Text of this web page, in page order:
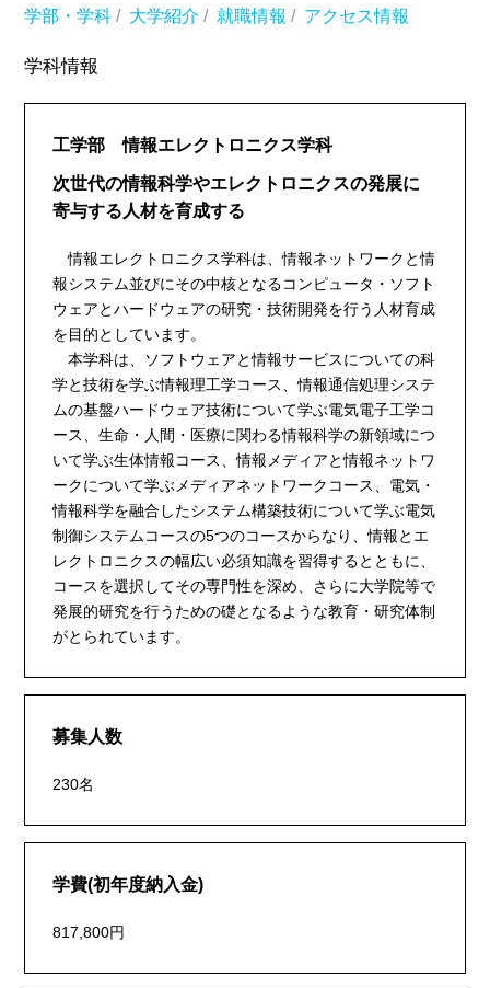
学部・学科 / 大学紹介 / 就職情報 / アクセス情報
学科情報
工学部 情報エレクトロニクス学科
次世代の情報科学やエレクトロニクスの発展に
寄与する人材を育成する
情報エレクトロニクス学科は、情報ネットワークと情
報システム並びにその中核となるコンピュータ・ソフト
ウェアとハードウェアの研究・技術開発を行う人材育成
を目的としています。
本学科は、ソフトウェアと情報サービスについての科
学と技術を学ぶ情報理工学コース、情報通信処理システ
ムの基盤ハードウェア技術について学ぶ電気電子工学コ
ース、生命・人間・医療に関わる情報科学の新領域につ
いて学ぶ生体情報コース、情報メディアと情報ネットワ
ークについて学ぶメディアネットワークコース、電気・
情報科学を融合したシステム構築技術について学ぶ電気
制御システムコースの5つのコースからなり、情報とエ
レクトロニクスの幅広い必須知識を習得するとともに、
コースを選択してその専門性を深め、さらに大学院等で
発展的研究を行うための礎となるような教育・研究体制
がとられています。
募集人数
230名
学費(初年度納入金)
817,800円